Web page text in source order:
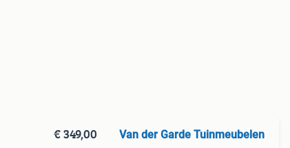
€ 349,00 Van der Garde Tuinmeubelen